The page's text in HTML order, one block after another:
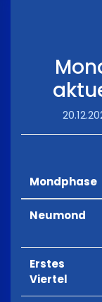
Mondphase
Neumond
Erstes
Viertel